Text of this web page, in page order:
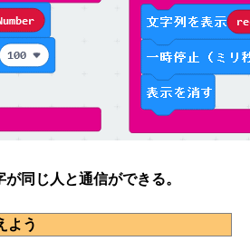
同じ人と通信ができる。
よう